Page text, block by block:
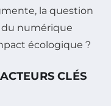
la question
du numérique
écologique ?
CLÉS